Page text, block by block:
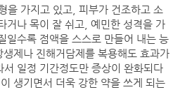
을 가지고 있고, 피부가 건조하고 소
거나 목이 잘 쉬고, 예민한 성격을 가
일수록 점액을 스스로 만들어 내는 능
제나 진해거담제를 복용해도 효과가
일정 기간정도만 증상이 완화되다
생기면서 더욱 강한 약을 쓰게 되는